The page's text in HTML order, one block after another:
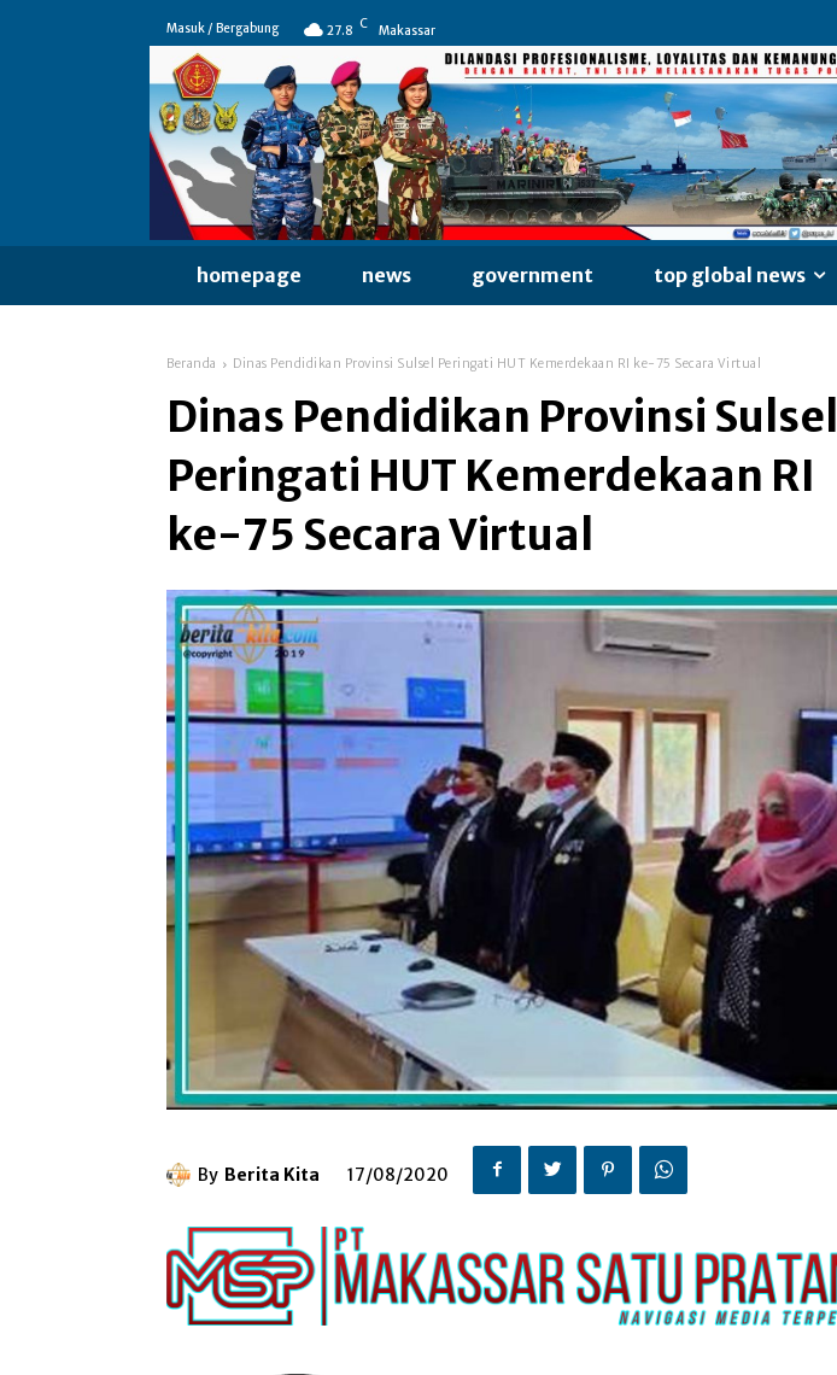
Masuk / Bergabung 27.8 C Makassar
homepage news government top global news
Beranda Dinas Pendidikan Provinsi Sulsel Peringati HUT Kemerdekaan RI ke-75 Secara Virtual
Dinas Pendidikan Provinsi Sulsel
Peringati HUT Kemerdekaan RI
ke-75 Secara Virtual
By Berita Kita 17/08/2020